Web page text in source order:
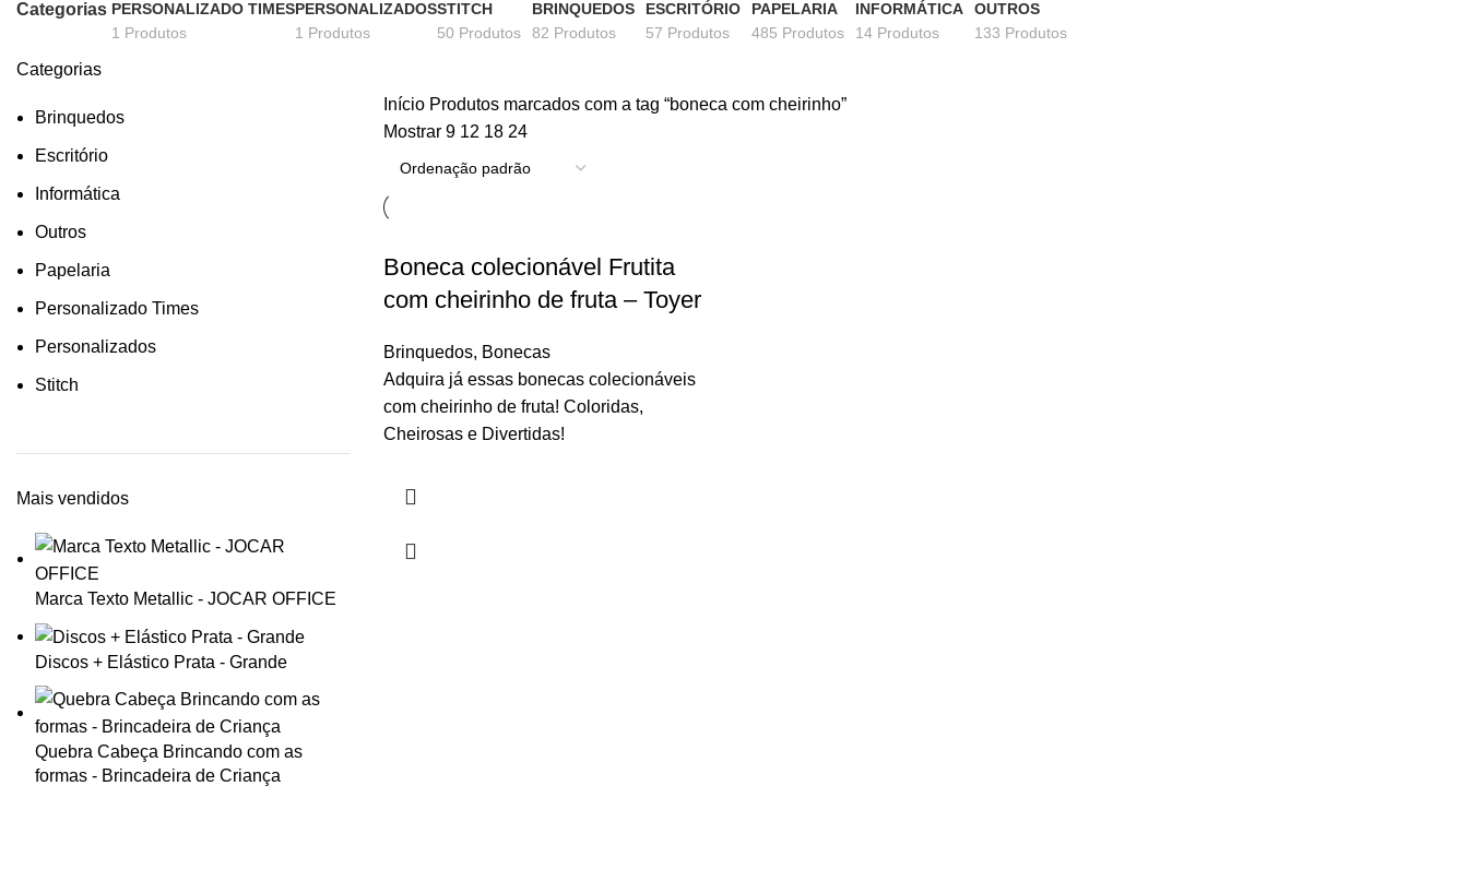
Categorias PERSONALIZADO TIMES
1 Produtos
PERSONALIZADOS
1 Produtos
STITCH
50 Produtos
BRINQUEDOS
82 Produtos
ESCRITÓRIO
57 Produtos
PAPELARIA
485 Produtos
INFORMÁTICA
14 Produtos
OUTROS
133 Produtos
Categorias
Brinquedos
Escritório
Informática
Outros
Papelaria
Personalizado Times
Personalizados
Stitch
Mais vendidos
Marca Texto Metallic - JOCAR OFFICE
Discos + Elástico Prata - Grande
Quebra Cabeça Brincando com as
formas - Brincadeira de Criança
Início Produtos marcados com a tag “boneca com cheirinho”
Mostrar 9 12 18 24
Boneca colecionável Frutita
com cheirinho de fruta – Toyer
Brinquedos, Bonecas
Adquira já essas bonecas colecionáveis
com cheirinho de fruta! Coloridas,
Cheirosas e Divertidas!